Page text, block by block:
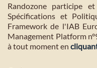
Randozone participe
Spécifications et
Framework de l'IAB
Management Platform
à tout moment en